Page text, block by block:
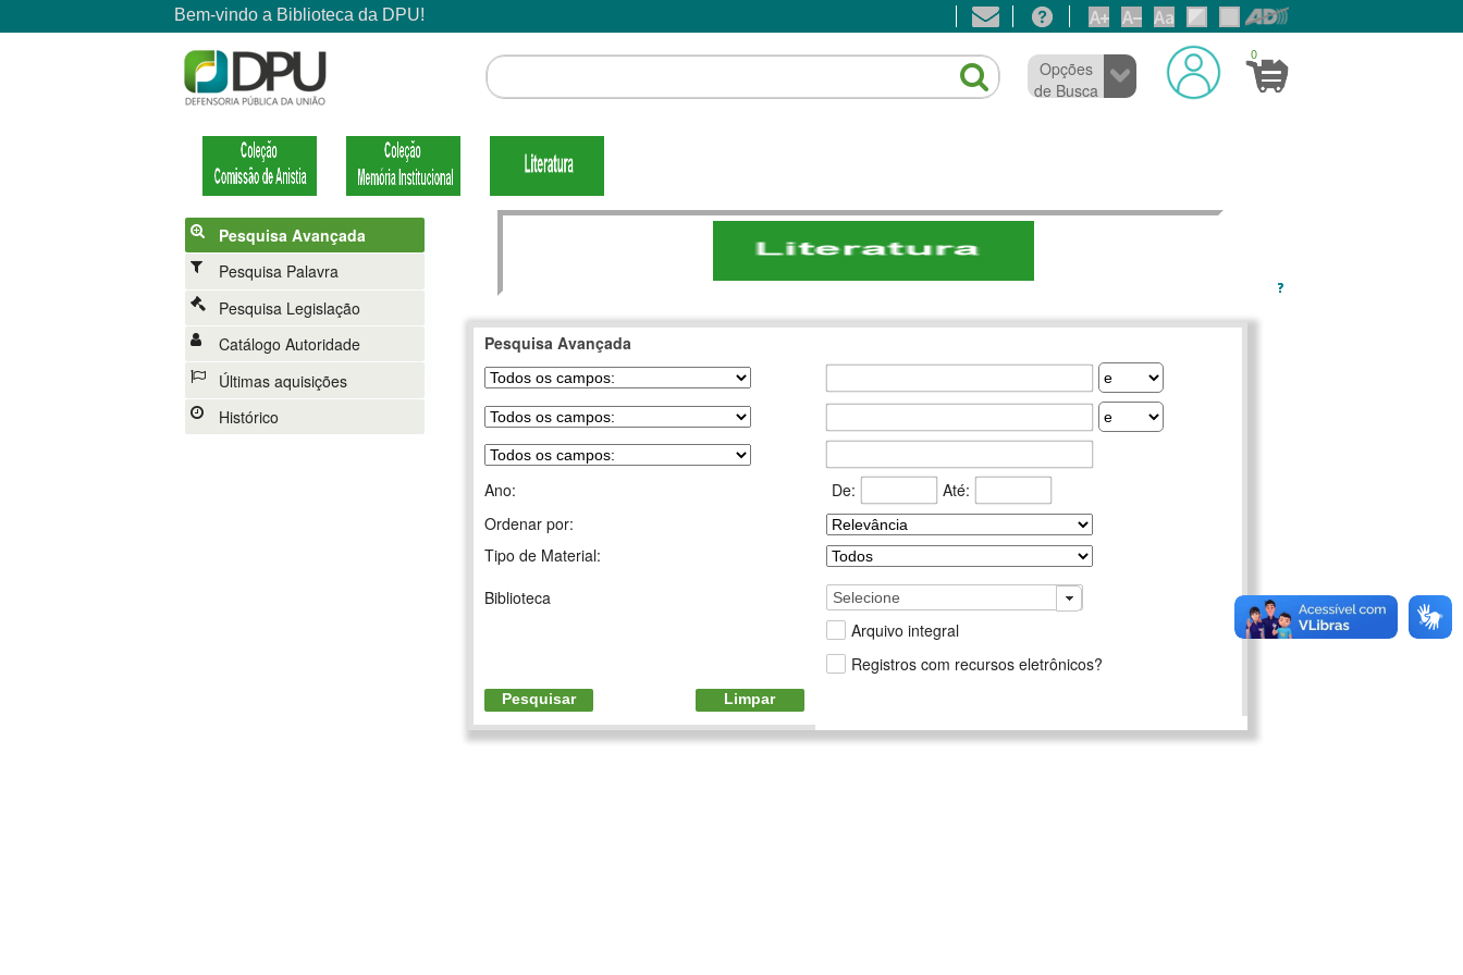
0
Opções
de Busca
Pesquisa Avançada
Pesquisa Palavra
Pesquisa Legislação
Catálogo Autoridade
Últimas aquisições
Histórico
Pesquisa Avançada
Ano: De:
Até:
Ordenar por:
Tipo de Material:
Biblioteca
Selecione
Arquivo integral
Registros com recursos eletrônicos?
Pesquisar Limpar